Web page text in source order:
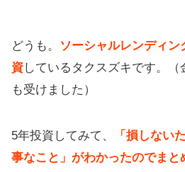
どうも。
ソーシャルレンディ
資しているタクスズキです。
も受けました）
5年投資してみて、
「損しない
事なこと」がわかったのでま